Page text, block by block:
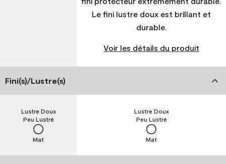
Le fini lustre doux est brillant et
durable.
Voir les détails du produit
Fini(s)/Lustre(s)
Mat
Peu Lustré
Lustre Doux
Mat
Peu Lustré
Lustre Doux